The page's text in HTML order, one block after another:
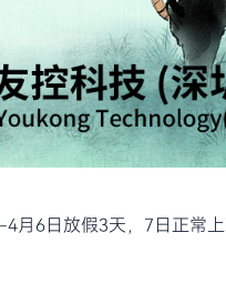
月6日放假3天，7日正常